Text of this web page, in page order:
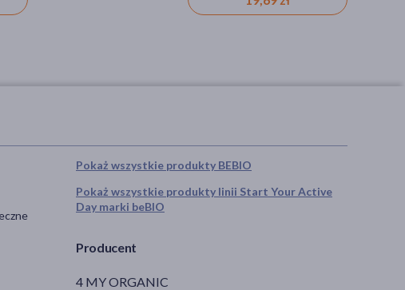
Pokaż wszystkie produkty BEBIO
Pokaż wszystkie produkty linii Start Your Active
Day marki beBIO
Producent
4 MY ORGANIC